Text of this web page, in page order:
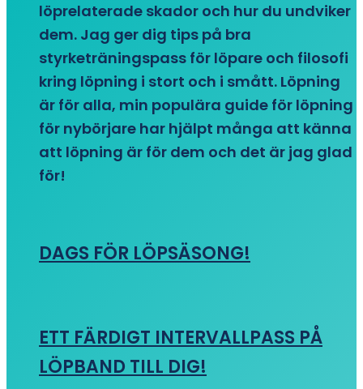
löprelaterade skador och hur du undviker
dem. Jag ger dig tips på bra
styrketräningspass för löpare och filosofi
kring löpning i stort och i smått. Löpning
är för alla, min populära guide för löpning
för nybörjare har hjälpt många att känna
att löpning är för dem och det är jag glad
för!
DAGS FÖR LÖPSÄSONG!
ETT FÄRDIGT INTERVALLPASS PÅ
LÖPBAND TILL DIG!